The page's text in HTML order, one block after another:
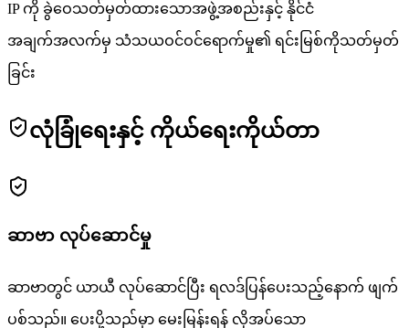
IP ကို ခွဲဝေသတ်မှတ်ထားသောအဖွဲ့အစည်းနှင့် နိုင်ငံ
အချက်အလက်မှ သံသယဝင်ဝင်ရောက်မှု၏ ရင်းမြစ်ကိုသတ်မှတ်
ခြင်း
လုံခြုံရေးနှင့် ကိုယ်ရေးကိုယ်တာ
ဆာဗာ လုပ်ဆောင်မှု
ဆာဗာတွင် ယာယီ လုပ်ဆောင်ပြီး ရလဒ်ပြန်ပေးသည့်နောက် ဖျက်
ပစ်သည်။ ပေးပို့သည်မှာ မေးမြန်းရန် လိုအပ်သော